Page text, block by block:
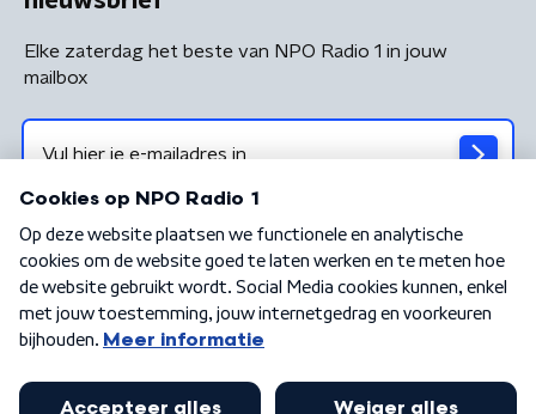
Elke zaterdag het beste van NPO Radio 1 in jouw
mailbox
Algemene voorwaarden